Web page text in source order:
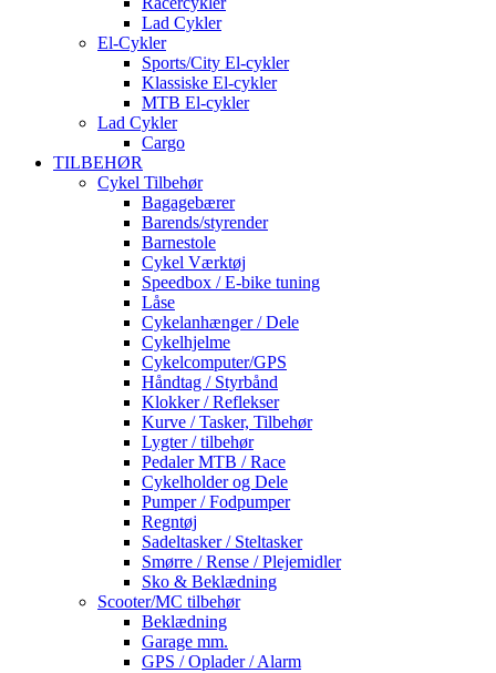
Lad Cykler
El-Cykler
Sports/City El-cykler
Klassiske El-cykler
MTB El-cykler
Lad Cykler
Cargo
TILBEHØR
Cykel Tilbehør
Bagagebærer
Barends/styrender
Barnestole
Cykel Værktøj
Speedbox / E-bike tuning
Låse
Cykelanhænger / Dele
Cykelhjelme
Cykelcomputer/GPS
Håndtag / Styrbånd
Klokker / Reflekser
Kurve / Tasker, Tilbehør
Lygter / tilbehør
Pedaler MTB / Race
Cykelholder og Dele
Pumper / Fodpumper
Regntøj
Sadeltasker / Steltasker
Smørre / Rense / Plejemidler
Sko & Beklædning
Scooter/MC tilbehør
Beklædning
Garage mm.
GPS / Oplader / Alarm